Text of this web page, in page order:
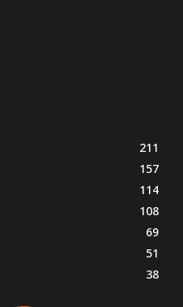
211
157
114
108
69
51
38